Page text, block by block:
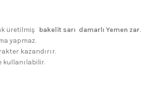
üretilmiş bakelit sarı damarlı Yemen zar.
yapmaz.
kazandırır.
kullanılabilir.